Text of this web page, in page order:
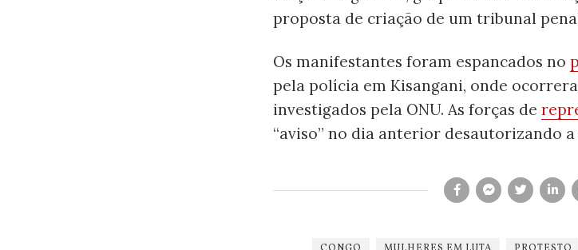
proposta de criação de um tribunal
Os manifestantes foram espancados no
pela polícia em Kisangani, onde
investigados pela ONU. As forças de
“aviso” no dia anterior desautorizando